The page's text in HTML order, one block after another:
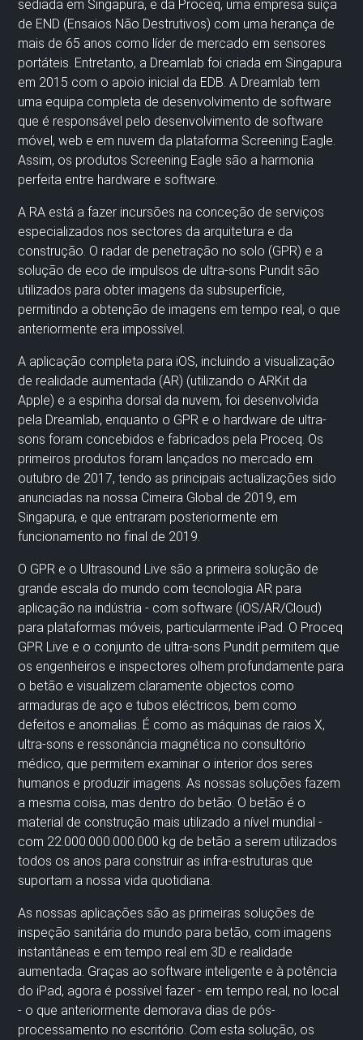
sediada em Singapura, e da Proceq, uma empresa suíça
de END (Ensaios Não Destrutivos) com uma herança de
mais de 65 anos como líder de mercado em sensores
portáteis. Entretanto, a Dreamlab foi criada em Singapura
em 2015 com o apoio inicial da EDB. A Dreamlab tem
uma equipa completa de desenvolvimento de software
que é responsável pelo desenvolvimento de software
móvel, web e em nuvem da plataforma Screening Eagle.
Assim, os produtos Screening Eagle são a harmonia
perfeita entre hardware e software.
A RA está a fazer incursões na conceção de serviços
especializados nos sectores da arquitetura e da
construção. O radar de penetração no solo (GPR) e a
solução de eco de impulsos de ultra-sons Pundit são
utilizados para obter imagens da subsuperfície,
permitindo a obtenção de imagens em tempo real, o que
anteriormente era impossível.
A aplicação completa para iOS, incluindo a visualização
de realidade aumentada (AR) (utilizando o ARKit da
Apple) e a espinha dorsal da nuvem, foi desenvolvida
pela Dreamlab, enquanto o GPR e o hardware de ultra-
sons foram concebidos e fabricados pela Proceq. Os
primeiros produtos foram lançados no mercado em
outubro de 2017, tendo as principais actualizações sido
anunciadas na nossa Cimeira Global de 2019, em
Singapura, e que entraram posteriormente em
funcionamento no final de 2019.
O GPR e o Ultrasound Live são a primeira solução de
grande escala do mundo com tecnologia AR para
aplicação na indústria - com software (iOS/AR/Cloud)
para plataformas móveis, particularmente iPad. O Proceq
GPR Live e o conjunto de ultra-sons Pundit permitem que
os engenheiros e inspectores olhem profundamente para
o betão e visualizem claramente objectos como
armaduras de aço e tubos eléctricos, bem como
defeitos e anomalias. É como as máquinas de raios X,
ultra-sons e ressonância magnética no consultório
médico, que permitem examinar o interior dos seres
humanos e produzir imagens. As nossas soluções fazem
a mesma coisa, mas dentro do betão. O betão é o
material de construção mais utilizado a nível mundial -
com 22.000.000.000.000 kg de betão a serem utilizados
todos os anos para construir as infra-estruturas que
suportam a nossa vida quotidiana.
As nossas aplicações são as primeiras soluções de
inspeção sanitária do mundo para betão, com imagens
instantâneas e em tempo real em 3D e realidade
aumentada. Graças ao software inteligente e à potência
do iPad, agora é possível fazer - em tempo real, no local
- o que anteriormente demorava dias de pós-
processamento no escritório. Com esta solução, os